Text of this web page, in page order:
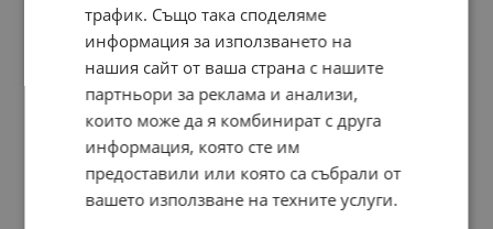
трафик. Също така споделяме
информация за използването на
нашия сайт от ваша страна с нашите
партньори за реклама и анализи,
които може да я комбинират с друга
информация, която сте им
предоставили или която са събрали от
вашето използване на техните услуги.